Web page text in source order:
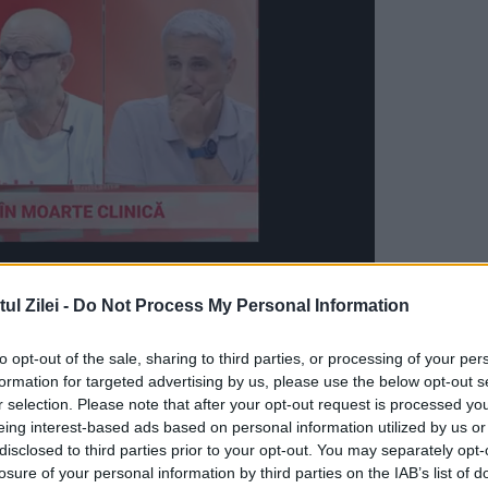
Zilei - Do Not Process My Personal Information
opt-out of the sale, sharing to third parties, or processing of your
for targeted advertising by us, please use the below opt-out
selection. Please note that after your opt-out request is processed
interest-based ads based on personal information utilized by us
to third parties prior to your opt-out. You may separately
of your personal information by third parties on the IAB’s list of
şi pentru Siguranţa Alimentelor, Mega Image
vegan cu spanac, loturile 2402003D,
3 februarie 2024, 27 martie 2024 şi 3 mai
de la vânzare